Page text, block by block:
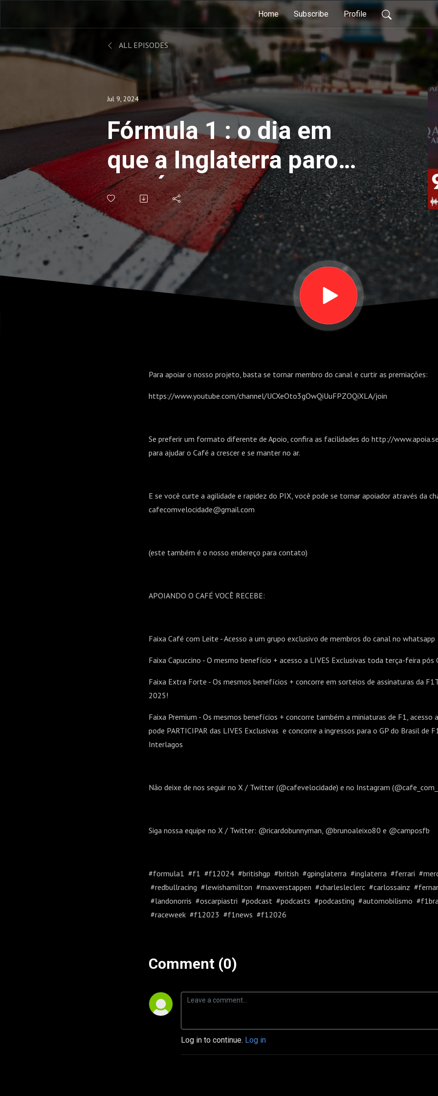
Home Subscribe Profile
ALL EPISODES
Jul 9, 2024
Fórmula 1 : o dia em
que a Inglaterra parou |
CAFÉ COM
VELOCIDADE
Para apoiar o nosso projeto, basta se tornar membro do canal e curtir as premiações:
https://www.youtube.com/channel/UCXeOto3gOwQiUuFPZOQiXLA/join
Se preferir um formato diferente de Apoio, confira as facilidades do http://
para ajudar o Café a crescer e se manter no ar.
E se você curte a agilidade e rapidez do PIX, você pode se tornar apoiador através da
cafecomvelocidade@gmail.com
(este também é o nosso endereço para contato)
APOIANDO O CAFÉ VOCÊ RECEBE:
Faixa Café com Leite - Acesso a um grupo exclusivo de membros do canal no whatsapp
Faixa Capuccino - O mesmo benefício + acesso a LIVES Exclusivas toda terça-feira pós
Faixa Extra Forte - Os mesmos benefícios + concorre em sorteios de assinaturas da
2025!
Faixa Premium - Os mesmos benefícios + concorre também a miniaturas de F1, acesso
pode PARTICIPAR das LIVES Exclusivas e concorre a ingressos para o GP do Brasil de
Interlagos
Não deixe de nos seguir no X / Twitter (@cafevelocidade) e no Instagram
Siga nossa equipe no X / Twitter: @ricardobunnyman, @brunoaleixo80 e @camposfb
#formula1 #f1 #f12024 #britishgp #british #gpinglaterra #inglaterra #ferrari
#redbullracing #lewishamilton #maxverstappen #charlesleclerc #carlossainz
#landonorris #oscarpiastri #podcast #podcasts #podcasting #automobilismo
#raceweek #f12023 #f1news #f12026
Comment (0)
Log in to continue. Log in